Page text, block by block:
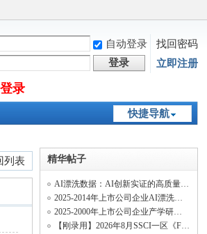
自动登录
找回密码
登录 立即注册
录
快捷导航
列表 精华帖子
AI漂洗数据：AI创新实证的高质量纯净新变量
2025-2014年上市公司企业AI漂洗测算数据、招聘AI漂洗数据
2025-2000年上市公司企业产学研合作创新网络数据
【刚录用】2026年8月SSCI一区《Finance Research Letters》投稿经验及录用流程